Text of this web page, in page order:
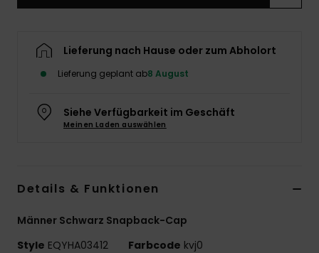
Lieferung nach Hause oder zum Abholort
Lieferung geplant ab8 August
Siehe Verfügbarkeit im Geschäft
Meinen Laden auswählen
Details & Funktionen
Männer Schwarz Snapback-Cap
Style EQYHA03412 Farbcode kvj0